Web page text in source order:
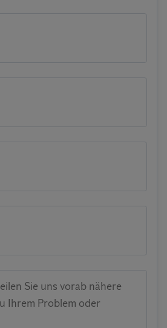
Sie uns vorab nähere
Ihrem Problem oder